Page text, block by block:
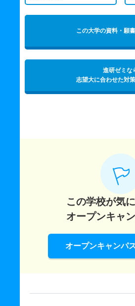
この大学の資料・願
進研ゼミな
志望大に合わせた対
この学校が気
オープンキャ
オープンキャンパ